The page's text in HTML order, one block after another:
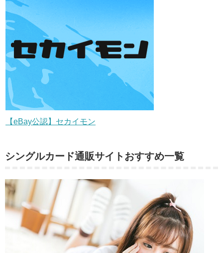
【eBay公認】セカイモン
シングルカード通販サイトおすすめ一覧